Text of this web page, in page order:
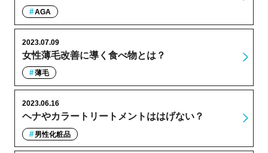
AGA
女性薄毛改善に導く食べ物とは？
2023.07.09
薄毛
ヘナやカラートリートメントははげない？
2023.06.16
男性化粧品